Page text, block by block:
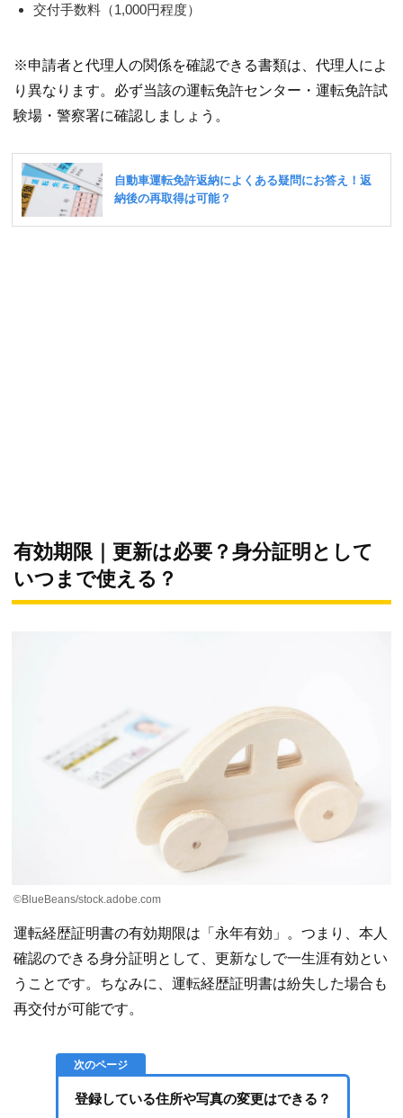
交付手数料（1,000円程度）
※申請者と代理人の関係を確認できる書類は、代理人によ
り異なります。必ず当該の運転免許センター・運転免許試
験場・警察署に確認しましょう。
有効期限｜更新は必要？身分証明として
いつまで使える？
©BlueBeans/stock.adobe.com
運転経歴証明書の有効期限は「永年有効」。つまり、本人
確認のできる身分証明として、更新なしで一生涯有効とい
うことです。ちなみに、運転経歴証明書は紛失した場合も
再交付が可能です。
登録している住所や写真の変更はできる？